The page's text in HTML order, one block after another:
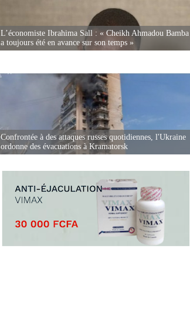
L’économiste Ibrahima Sall : « Cheikh Ahmadou Bamba
a toujours été en avance sur son temps »
Confrontée à des attaques russes quotidiennes, l'Ukraine
ordonne des évacuations à Kramatorsk